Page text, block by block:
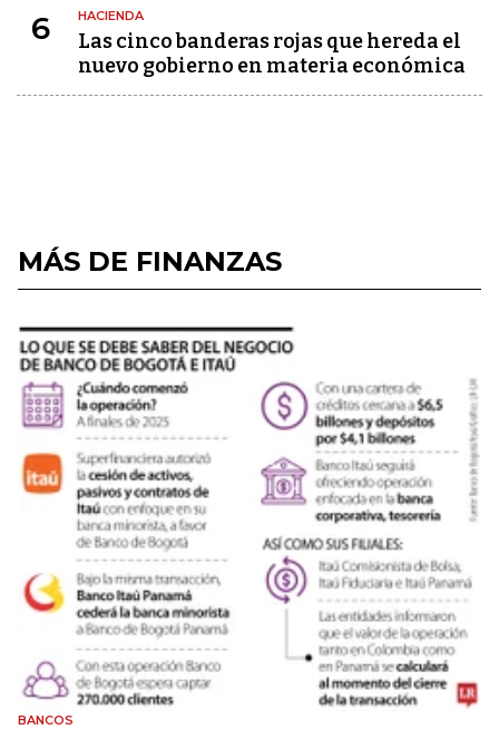
6 HACIENDA
Las cinco banderas rojas que hereda el
nuevo gobierno en materia económica
MÁS DE FINANZAS
BANCOS